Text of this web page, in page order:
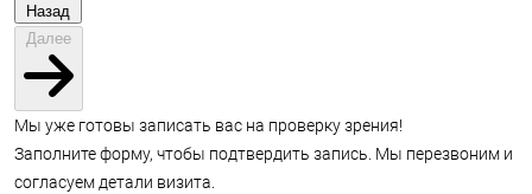
Назад
Далее
Мы уже готовы записать вас на проверку зрения!
Заполните форму, чтобы подтвердить запись. Мы перезвоним и
согласуем детали визита.